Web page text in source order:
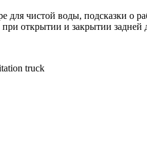
чистой воды, подсказки о
открытии и закрытии задней